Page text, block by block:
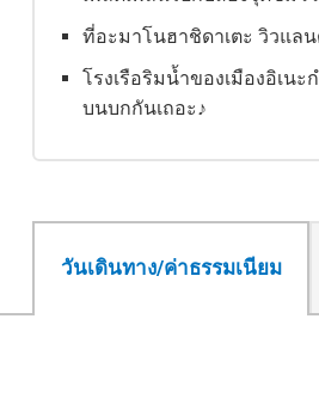
ที่อะมาโนฮาชิดาเตะ วิวแล
โรงเรือริมน้ำของเมืองอิเน
บนบกกันเถอะ♪
วันเดินทาง/ค่าธรรมเนียม